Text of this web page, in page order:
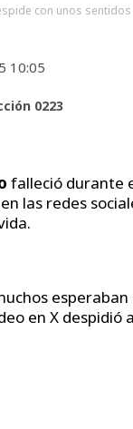
con unos
10:05
0223
falleció durante
las redes
esperaban
en X despidió